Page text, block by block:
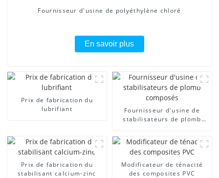
Fournisseur d'usine de polyéthylène chloré
En savoir plus
Prix ​​de fabrication du
lubrifiant
Fournisseur d'usine de
stabilisateurs de plomb
Prix ​​de fabrication du
stabilisant calcium-zinc
Modificateur de ténacité
des composites PVC